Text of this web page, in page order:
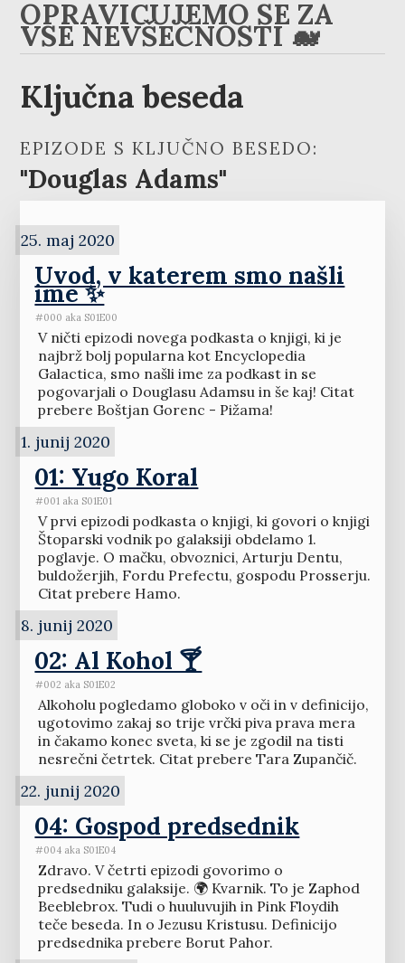
OPRAVIČUJEMO SE ZA
VSE NEVŠEČNOSTI 🐋
Ključna beseda
EPIZODE S KLJUČNO BESEDO:
"Douglas Adams"
25. maj 2020
Uvod, v katerem smo našli
ime ✨
#000 aka S01E00
V ničti epizodi novega podkasta o knjigi, ki je
najbrž bolj popularna kot Encyclopedia
Galactica, smo našli ime za podkast in se
pogovarjali o Douglasu Adamsu in še kaj! Citat
prebere Boštjan Gorenc - Pižama!
1. junij 2020
01: Yugo Koral
#001 aka S01E01
V prvi epizodi podkasta o knjigi, ki govori o knjigi
Štoparski vodnik po galaksiji obdelamo 1.
poglavje. O mačku, obvoznici, Arturju Dentu,
buldožerjih, Fordu Prefectu, gospodu Prosserju.
Citat prebere Hamo.
8. junij 2020
02: Al Kohol 🍸
#002 aka S01E02
Alkoholu pogledamo globoko v oči in v definicijo,
ugotovimo zakaj so trije vrčki piva prava mera
in čakamo konec sveta, ki se je zgodil na tisti
nesrečni četrtek. Citat prebere Tara Zupančič.
22. junij 2020
04: Gospod predsednik
#004 aka S01E04
Zdravo. V četrti epizodi govorimo o
predsedniku galaksije. 🌍 Kvarnik. To je Zaphod
Beeblebrox. Tudi o huuluvujih in Pink Floydih
teče beseda. In o Jezusu Kristusu. Definicijo
predsednika prebere Borut Pahor.